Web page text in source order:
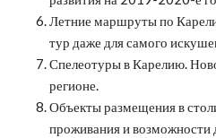
Летние маршруты по
тур даже для самого
Спелеотуры в Карелию.
регионе.
Объекты размещения в
проживания и возможности